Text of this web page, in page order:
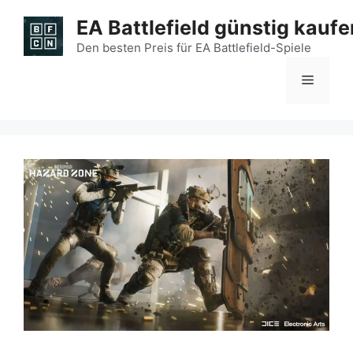
Inhalt
springen
EA Battlefield günstig
Den besten Preis für EA Battlefield-Spiele
Menü